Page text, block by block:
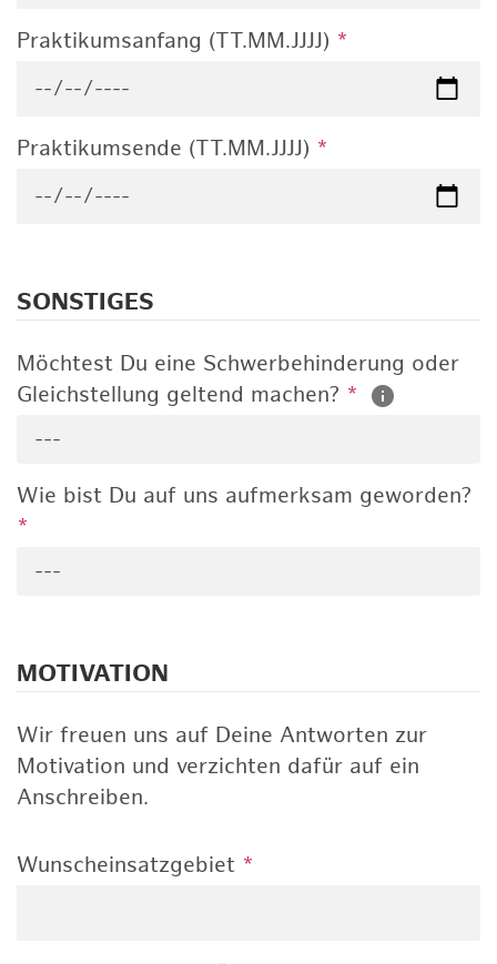
Praktikumsanfang (TT.MM.JJJJ) *
Praktikumsende (TT.MM.JJJJ) *
SONSTIGES
Möchtest Du eine Schwerbehinderung oder
Gleichstellung geltend machen? *
---
Wie bist Du auf uns aufmerksam geworden?
*
---
MOTIVATION
Wir freuen uns auf Deine Antworten zur
Motivation und verzichten dafür auf ein
Anschreiben.
Wunscheinsatzgebiet *